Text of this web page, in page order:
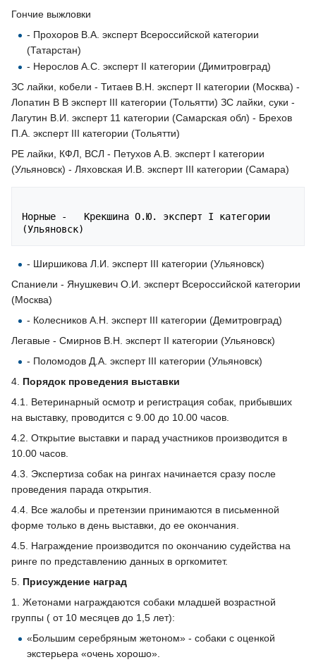
Гончие выжловки
- Прохоров В.А. эксперт Всероссийской категории
(Татарстан)
- Нерослов А.С. эксперт II категории (Димитровград)
ЗС лайки, кобели - Титаев В.Н. эксперт II категории (Москва) -
Лопатин В В эксперт III категории (Тольятти) ЗС лайки, суки -
Лагутин В.И. эксперт 11 категории (Самарская обл) - Брехов
П.А. эксперт III категории (Тольятти)
РЕ лайки, КФЛ, ВСЛ - Петухов А.В. эксперт I категории
(Ульяновск) - Ляховская И.В. эксперт III категории (Самара)
Норные -   Крекшина О.Ю. эксперт I категории
- Ширшикова Л.И. эксперт III категории (Ульяновск)
Спаниели - Янушкевич О.И. эксперт Всероссийской категории
(Москва)
- Колесников А.Н. эксперт III категории (Демитровград)
Легавые - Смирнов В.Н. эксперт II категории (Ульяновск)
- Поломодов Д.А. эксперт III категории (Ульяновск)
4. Порядок проведения выставки
4.1. Ветеринарный осмотр и регистрация собак, прибывших
на выставку, проводится с 9.00 до 10.00 часов.
4.2. Открытие выставки и парад участников производится в
10.00 часов.
4.3. Экспертиза собак на рингах начинается сразу после
проведения парада открытия.
4.4. Все жалобы и претензии принимаются в письменной
форме только в день выставки, до ее окончания.
4.5. Награждение производится по окончанию судейства на
ринге по представлению данных в оргкомитет.
5. Присуждение наград
1. Жетонами награждаются собаки младшей возрастной
группы ( от 10 месяцев до 1,5 лет):
«Большим серебряным жетоном» - собаки с оценкой
экстерьера «очень хорошо».